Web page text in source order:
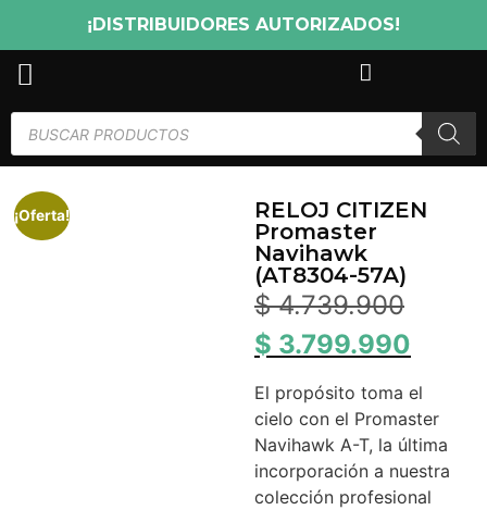
¡DISTRIBUIDORES AUTORIZADOS!
¡Oferta!
RELOJ CITIZEN
Promaster
Navihawk
(AT8304-57A)
$4.739.900
$ 3.799.990
El propósito toma el
cielo con el Promaster
Navihawk A-T, la última
incorporación a nuestra
colección profesional